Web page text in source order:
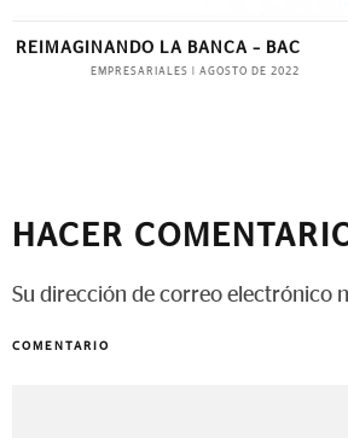
PRESENTAN RESULTADOS DE
PIONERO
HACER
Su dirección de correo electrónico
COMENTARIO